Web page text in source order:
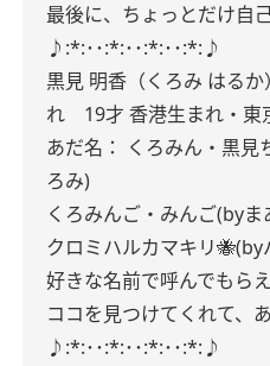
最後に、ちょっとだけ自
♪:*:･･:*:･･:*:･･:*:♪
黒見 明香（くろみ はるか）
れ 19才 香港生まれ・東
あだ名： くろみん・黒見
ろみ)
くろみんご・みんご(byま
クロミハルカマキリ
好きな名前で呼んでもら
ココを見つけてくれて、
♪:*:･･:*:･･:*:･･:*:♪